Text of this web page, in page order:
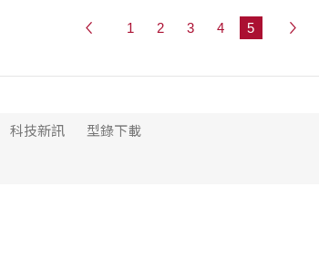
1 2 3 4 5
科技新訊 型錄下載